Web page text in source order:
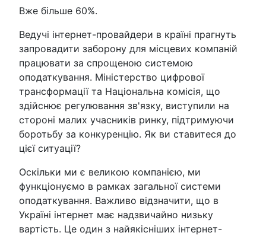
Вже більше 60%.
Ведучі інтернет-провайдери в країні прагнуть
запровадити заборону для місцевих компаній
працювати за спрощеною системою
оподаткування. Міністерство цифрової
трансформації та Національна комісія, що
здійснює регулювання зв'язку, виступили на
стороні малих учасників ринку, підтримуючи
боротьбу за конкуренцію. Як ви ставитеся до
цієї ситуації?
Оскільки ми є великою компанією, ми
функціонуємо в рамках загальної системи
оподаткування. Важливо відзначити, що в
Україні інтернет має надзвичайно низьку
вартість. Це один з найякісніших інтернет-